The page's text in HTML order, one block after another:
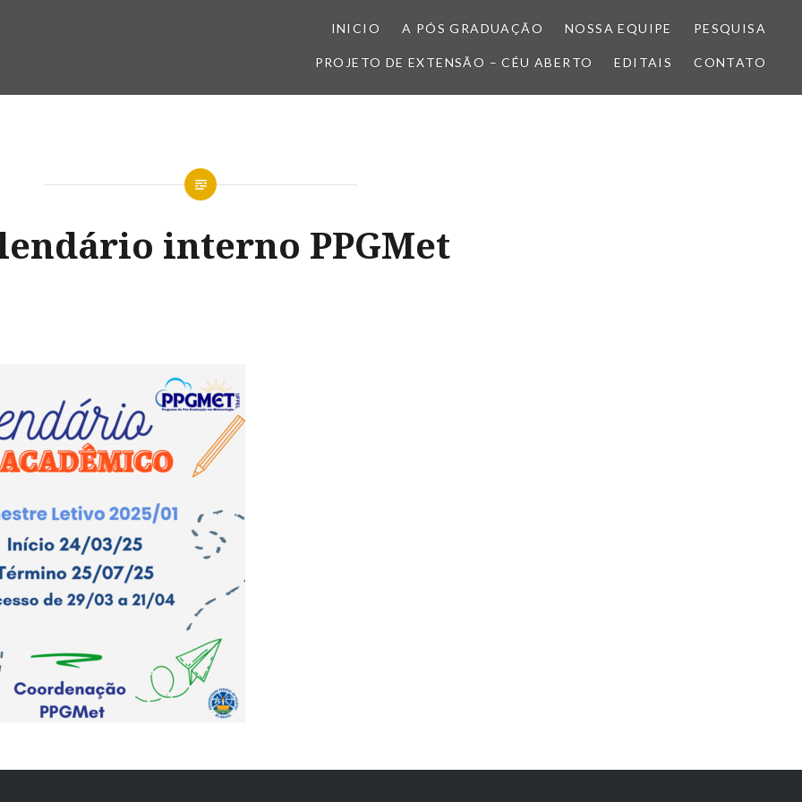
INICIO A PÓS GRADUAÇÃO NOSSA EQUIPE PESQUISA
PROJETO DE EXTENSÃO – CÉU ABERTO EDITAIS CONTATO
interno PPGMet